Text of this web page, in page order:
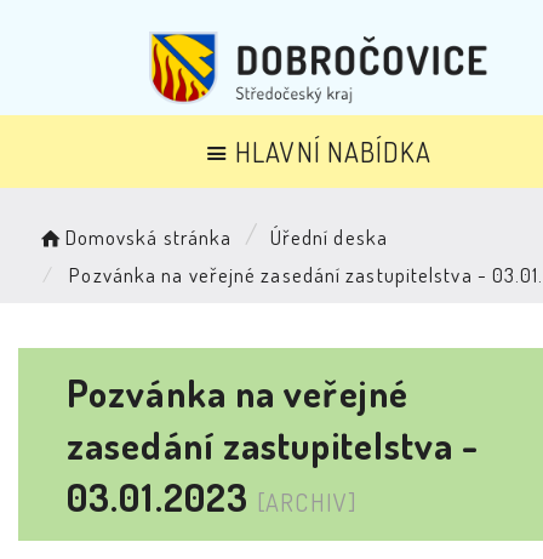
HLAVNÍ NABÍDKA
Domovská stránka
Úřední deska
Pozvánka na veřejné zasedání zastupitelstva -
Pozvánka na veřejné
zasedání zastupitelstva -
03.01.2023 [ARCHIV]